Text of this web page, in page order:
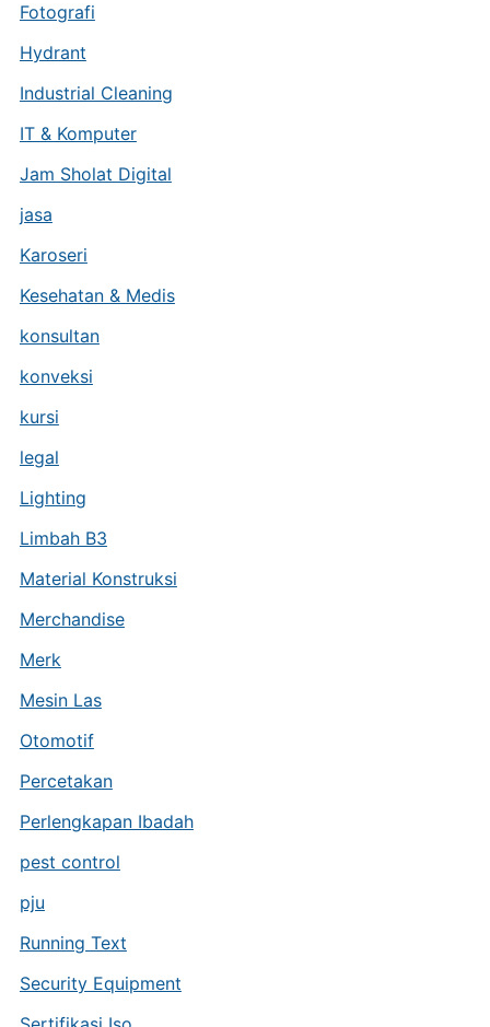
Fotografi
Hydrant
Industrial Cleaning
IT & Komputer
Jam Sholat Digital
jasa
Karoseri
Kesehatan & Medis
konsultan
konveksi
kursi
legal
Lighting
Limbah B3
Material Konstruksi
Merchandise
Merk
Mesin Las
Otomotif
Percetakan
Perlengkapan Ibadah
pest control
pju
Running Text
Security Equipment